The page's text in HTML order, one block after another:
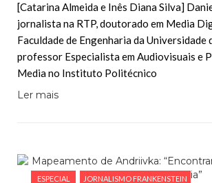
[Catarina Almeida e Inês Diana Silva]
jornalista na RTP, doutorado em Media
Faculdade de Engenharia da Universidade
professor Especialista em Audiovisuais e
Media no Instituto Politécnico
Ler mais
ESPECIAL JORNALISMO FRANKENSTEIN